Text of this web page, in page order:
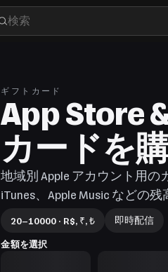
ギフトカード
App Store
カードを
地域別 Apple アカウント用の
iTunes、Apple Music などの
20–10000 · R$, ₹, ₺ 即時配信
金額を選択